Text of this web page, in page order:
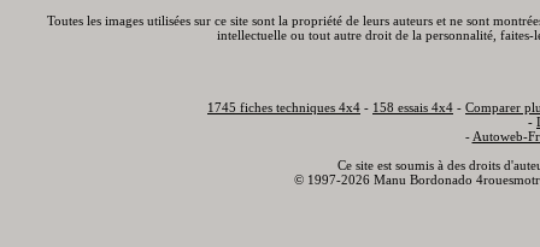
Toutes les images utilisées sur ce site sont la propriété de leurs auteurs et ne sont
intellectuelle ou tout autre droit de la personnalité,
1745 fiches techniques 4x4 - 158 essais 4x4 - Comparer
-
- Autoweb-
Ce site est soumis à des droits
© 1997-2026 Manu Bordonado